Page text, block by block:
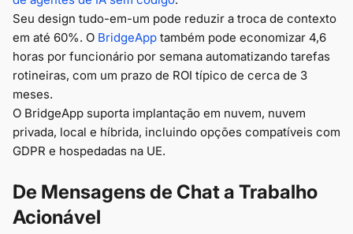
Seu design tudo-em-um pode reduzir a troca de contexto
em até 60%. O BridgeApp também pode economizar 4,6
horas por funcionário por semana automatizando tarefas
rotineiras, com um prazo de ROI típico de cerca de 3
meses.
O BridgeApp suporta implantação em nuvem, nuvem
privada, local e híbrida, incluindo opções compatíveis com
GDPR e hospedadas na UE.
De Mensagens de Chat a Trabalho
Acionável